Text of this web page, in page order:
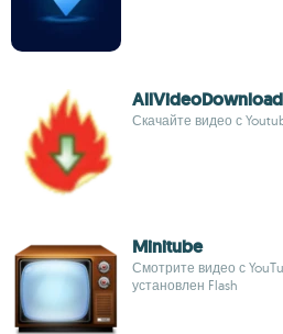
Скачайте видео с
Minitube
Смотрите видео с
установлен Flash